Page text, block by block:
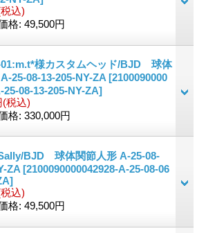
込)
格: 49,500円
01:m.t*様カスタムヘッド/BJD 球体
25-08-13-205-NY-ZA [2100090000
25-08-13-205-NY-ZA]
(税込)
格: 330,000円
BJD 球体関節人形 A-25-08-
ZA [2100090000042928-A-25-08-06
込)
格: 49,500円